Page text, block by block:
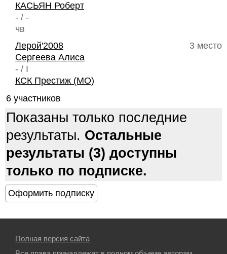
КАСЬЯН Роберт
- / -
чв
3 место
Лерой'2008
Сергеева Алиса
- / I
КСК Престиж (МО)
6 участников
Показаны только последние
результаты. Остальные
результаты (3) доступны
только по подписке.
Полная версия сайта